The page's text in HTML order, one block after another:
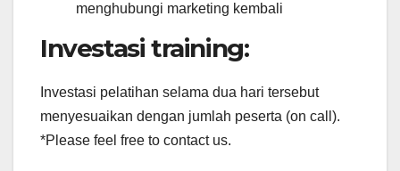
menghubungi marketing kembali
Investasi training:
Investasi pelatihan selama dua hari tersebut
menyesuaikan dengan jumlah peserta (on call).
*Please feel free to contact us.